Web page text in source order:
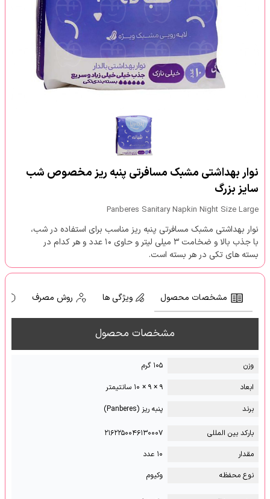
نوار بهداشتی مشبک مسافرتی پنبه ریز مخصوص شب
سایز بزرگ
Panberes Sanitary Napkin Night Size Large
نوار بهداشتی مشبک مسافرتی پنبه ریز مناسب برای استفاده در شب،
با جذب بالا و ضخامت ۳ میلی لیتر و حاوی ۱۰ عدد و هر کدام در
بسته های تکی در هر بسته است.
مشخصات محصول ویژگی ها روش مصرف
مشخصات محصول
وزن
۱۰۵ گرم
ابعاد
۹ × ۹ × ۱۰ سانتیمتر
برند
پنبه ریز (Panberes)
بارکد بین المللی
۲۱۶۲۲۵۰۰۴۶۱۳۰۰۰۷
مقدار
۱۰ عدد
نوع محفظه
وکیوم